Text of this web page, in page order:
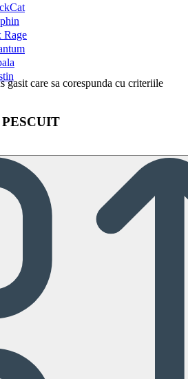
Rage
gasit care sa corespunda cu criteriile